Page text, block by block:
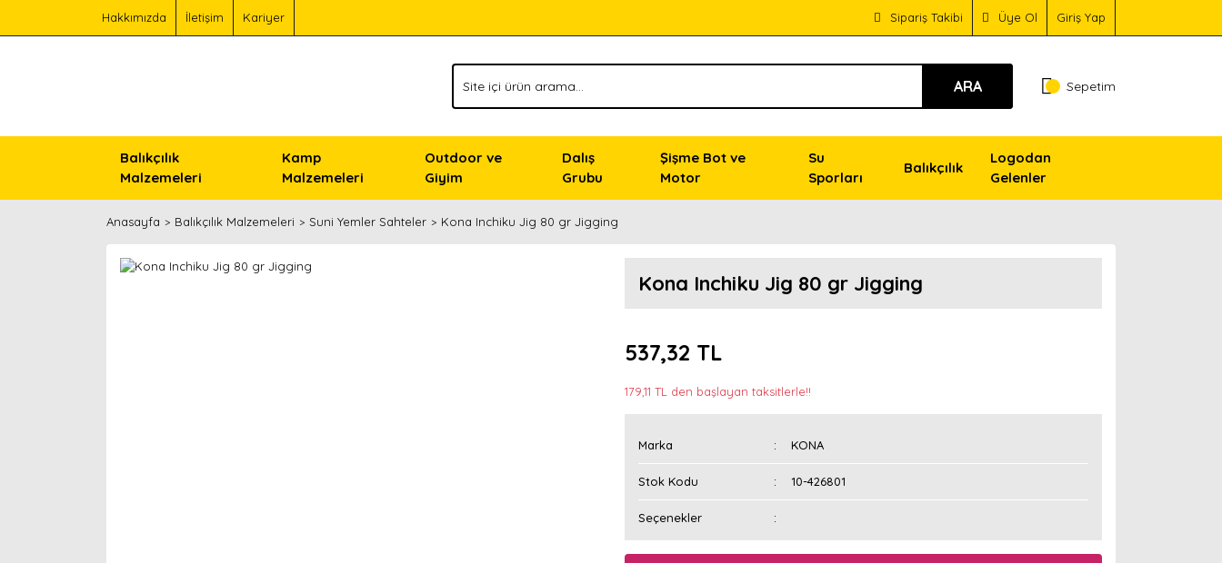
Hakkımızda İletişim Kariyer Sipariş Takibi Üye Ol Giriş Yap
ARA Sepetim
Balıkçılık
Malzemeleri
Kamp
Malzemeleri
Outdoor ve
Giyim
Dalış
Grubu
Şişme Bot ve
Motor
Su
Sporları
Balıkçılık
Logodan
Gelenler
Anasayfa Balıkçılık Malzemeleri Suni Yemler Sahteler Kona Inchiku Jig 80 gr Jigging
Kona Inchiku Jig 80 gr Jigging
537,32 TL
179,11 TL den başlayan taksitlerle!!
Marka KONA
Stok Kodu 10-426801
Seçenekler